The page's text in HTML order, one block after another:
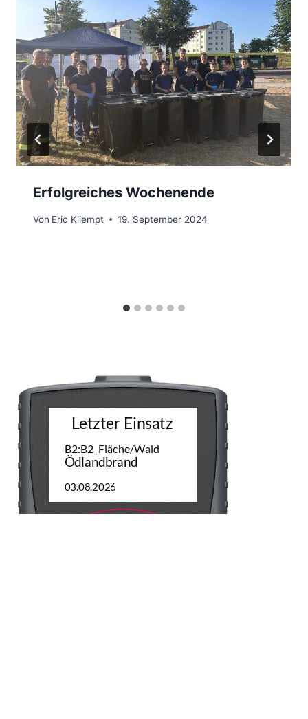
Erfolgreiches Wochenende
Von Eric Kliempt 19. September 2024